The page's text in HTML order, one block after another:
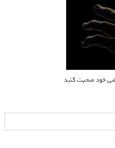
خود صحبت کنید